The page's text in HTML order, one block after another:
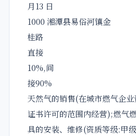
月13 日
1000 湘潭县易俗河镇金
桂路
直接
10%,间
接90%
天然气的销售(在城市燃气企业
证书许可的范围内经营);燃气
具的安装、维修(资质等级:甲